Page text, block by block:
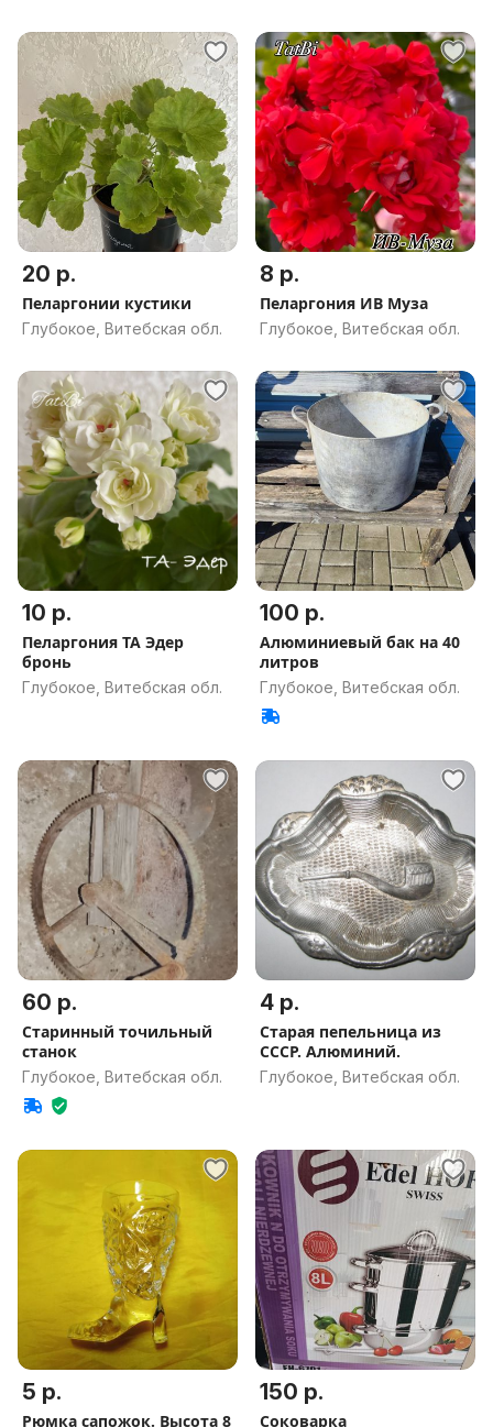
20 р.
Пеларгонии кустики
Глубокое, Витебская обл.
8 р.
Пеларгония ИВ Муза
Глубокое, Витебская обл.
10 р.
Пеларгония ТА Эдер
бронь
Глубокое, Витебская обл.
100 р.
Алюминиевый бак на 40
литров
Глубокое, Витебская обл.
60 р.
Старинный точильный
станок
Глубокое, Витебская обл.
4 р.
Старая пепельница из
СССР. Алюминий.
Глубокое, Витебская обл.
5 р.
Рюмка сапожок. Высота 8
150 р.
Соковарка